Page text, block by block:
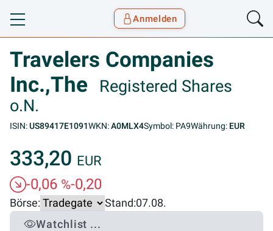
Toggle navigation
Anmelden
Travelers Companies
Inc.,The
Registered Shares
o.N.
ISIN:US89417E1091WKN:A0MLX4Symbol: PA9Währung: EUR
333,20 EUR
-0,06 %-0,20
Börse: Stand:07.08.
Watchlist ...